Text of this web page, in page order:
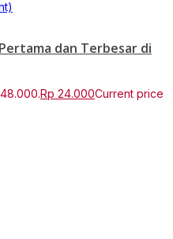
dan Terbesar di
Rp 24.000Current price